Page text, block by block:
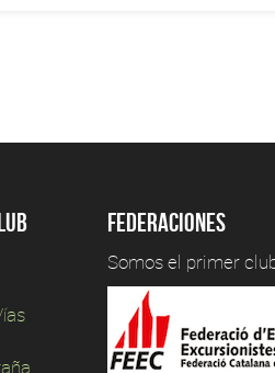
Federaciones
Somos el primer